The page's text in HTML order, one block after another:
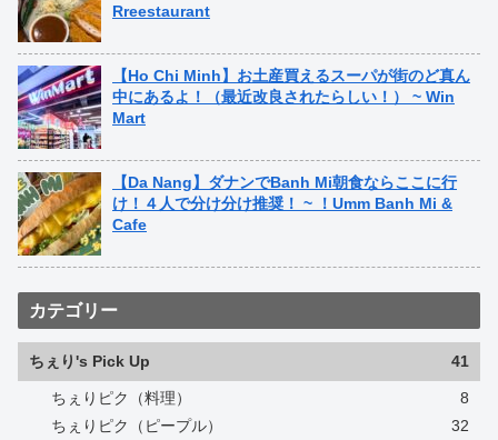
Rreestaurant
【Ho Chi Minh】お土産買えるスーパが街のど真ん
中にあるよ！（最近改良されたらしい！） ~ Win
Mart
【Da Nang】ダナンでBanh Mi朝食ならここに行
け！４人で分け分け推奨！ ~ ！Umm Banh Mi &
Cafe
カテゴリー
ちぇり's Pick Up 41
ちぇりピク（料理）
8
ちぇりピク（ピープル）
32